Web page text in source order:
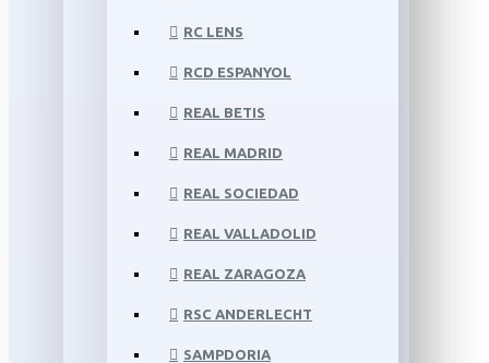
RC LENS
RCD ESPANYOL
REAL BETIS
REAL MADRID
REAL SOCIEDAD
REAL VALLADOLID
REAL ZARAGOZA
RSC ANDERLECHT
SAMPDORIA